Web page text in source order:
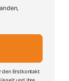
den Erstkontakt